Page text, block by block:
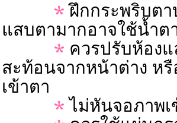
ฝึกกระพริบต
แสบตามากอาจใช้น้ำต
ควรปรับห้อง
สะท้อนจากหน้าต่าง ห
เข้าตา
ไม่หันจอภาพเ